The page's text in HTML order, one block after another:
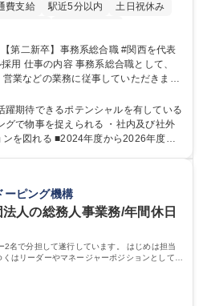
費支給 駅近5分以内
土日祝休み
して、
業などの業務に従事していただきま
部の勤労業務 ■海外に関係する各種業
】入社後の配属
後、本人の適性及び将来のキャリアを
ます。 【育成】OJTでの現場育成や研
採用
期待できるポテンシャルを有している
グで物事を捉えられる ・社内及び社外
度から2026年度ま
不安定化や気候変動による自然災害の
題解決の重要性が高まっています。
可能な社会の実現に貢献してまいりま
学 語学力： 資格：
ーピング機構
人の総務人事業務/年間休日
名で分担して遂行しています。 はじめは担当
はリーダーやマネージャーポジションとして活